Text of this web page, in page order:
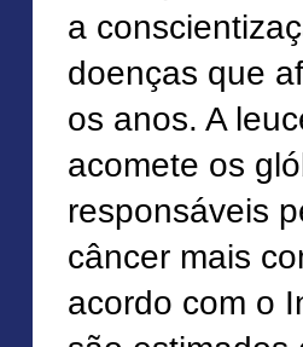
a
doenças que
os anos. A
acomete os
responsáveis
câncer mais
acordo com o